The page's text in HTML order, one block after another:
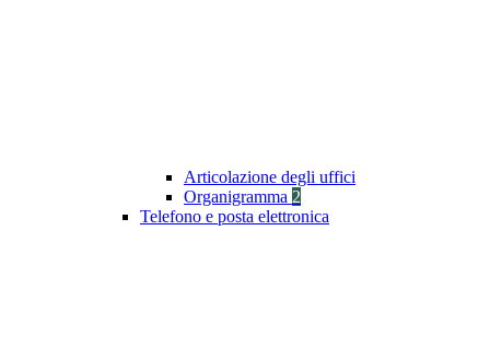
Articolazione degli uffici
Organigramma 2
Telefono e posta elettronica